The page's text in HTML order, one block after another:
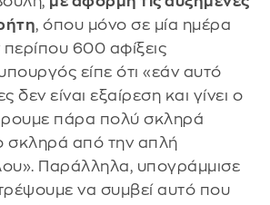
, όπου μόνο σε μία ημέρα
600 αφίξεις
είπε ότι «εάν αυτό
δεν είναι εξαίρεση και γίνει ο
πάρα πολύ σκληρά
σκληρά από την απλή
Παράλληλα, υπογράμμισε
να συμβεί αυτό που